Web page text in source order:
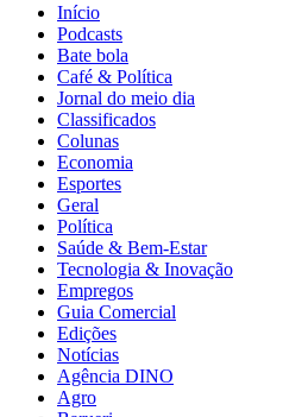
Início
Podcasts
Bate bola
Café & Política
Jornal do meio dia
Classificados
Colunas
Economia
Esportes
Geral
Política
Saúde & Bem-Estar
Tecnologia & Inovação
Empregos
Guia Comercial
Edições
Notícias
Agência DINO
Agro